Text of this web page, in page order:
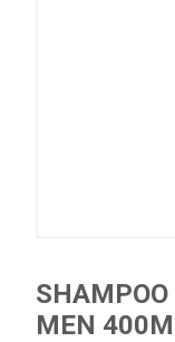
SHAMPOO
MEN